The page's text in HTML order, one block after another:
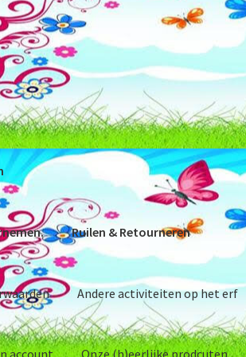
Ruilen & Retourneren
Andere activiteiten op het erf